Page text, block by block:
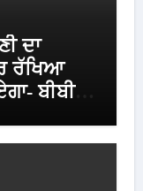
ਦਾ
ਰੱਖਿਆ
ਬੀਬੀ